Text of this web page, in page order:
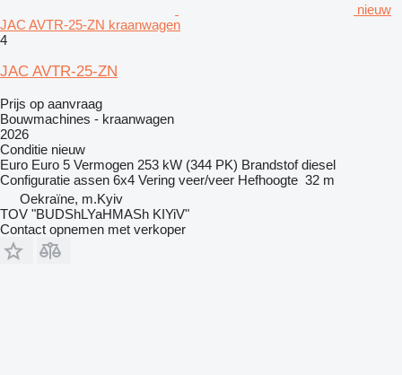
nieuw
JAC AVTR-25-ZN kraanwagen
4
JAC AVTR-25-ZN
Prijs op aanvraag
Bouwmachines - kraanwagen
2026
Conditie nieuw
Euro Euro 5 Vermogen 253 kW (344 PK) Brandstof diesel
Configuratie assen 6x4 Vering veer/veer Hefhoogte 32 m
Oekraïne, m.Kyiv
TOV "BUDShLYaHMASh KIYiV"
Contact opnemen met verkoper